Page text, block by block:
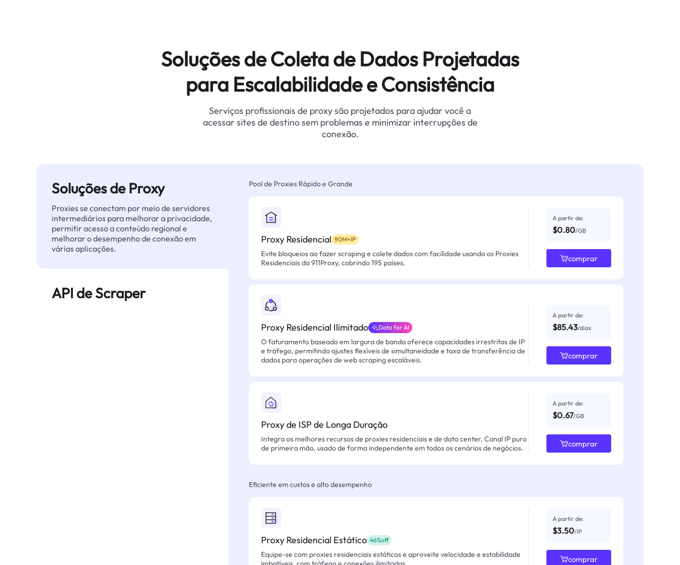
Soluções de Coleta de Dados Projetadas
para Escalabilidade e Consistência
Serviços profissionais de proxy são projetados para ajudar você a
acessar sites de destino sem problemas e minimizar interrupções de
conexão.
Soluções de Proxy
Proxies se conectam por meio de servidores
intermediários para melhorar a privacidade,
permitir acesso a conteúdo regional e
melhorar o desempenho de conexão em
várias aplicações.
API de Scraper
Pool de Proxies Rápido e Grande
Proxy Residencial 90M+IP
Evite bloqueios ao fazer scraping e colete dados com facilidade usando os Proxies
Residenciais da 911Proxy, cobrindo 195 países.
A partir de:
$0.80/GB
comprar
Proxy Residencial Ilimitado Data for AI
O faturamento baseado em largura de banda oferece capacidades irrestritas de IP
e tráfego, permitindo ajustes flexíveis de simultaneidade e taxa de transferência de
dados para operações de web scraping escaláveis.
A partir de:
$85.43/dias
comprar
Proxy de ISP de Longa Duração
Integra os melhores recursos de proxies residenciais e de data center. Canal IP puro
de primeira mão, usado de forma independente em todos os cenários de negócios.
A partir de:
$0.67/GB
comprar
Eficiente em custos e alto desempenho
Proxy Residencial Estático 46%off
Equipe-se com proxies residenciais estáticos e aproveite velocidade e estabilidade
A partir de:
$3.50/IP
comprar